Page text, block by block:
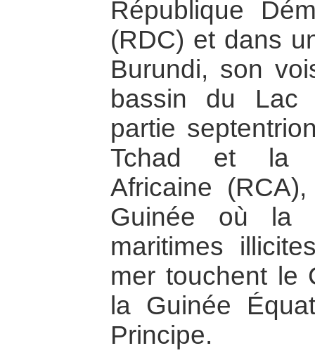
République
(RDC) et dans
Burundi, son
bassin du Lac
partie
Tchad et la
Africaine
Guinée où la
maritimes
mer touchent le
la Guinée
Principe.